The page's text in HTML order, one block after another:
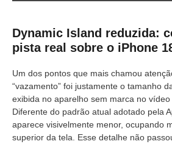
Dynamic Island reduzida:
pista real sobre o iPhone
Um dos pontos que mais chamou
“vazamento” foi justamente o tamanho
exibida no aparelho sem marca no vídeo
Diferente do padrão atual adotado pela
aparece visivelmente menor, ocupando
superior da tela. Esse detalhe não